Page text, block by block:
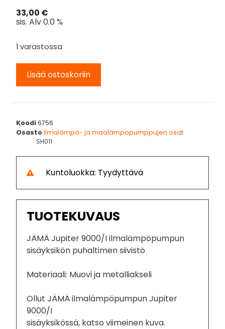
33,00 €
sis. Alv 0.0 %
1 varastossa
Lisää ostoskoriin
Koodi6756
OsastoIlmalämpö- ja maalämpöpumppujen osat
SH011
Kuntoluokka: Tyydyttävä
TUOTEKUVAUS
JÄMÄ Jupiter 9000/I ilmalämpöpumpun
sisäyksikön puhaltimen siivistö
Materiaali: Muovi ja metalliakseli
Ollut JÄMÄ ilmalämpöpumpun Jupiter
9000/I
sisäyksikössä, katso viimeinen kuva.